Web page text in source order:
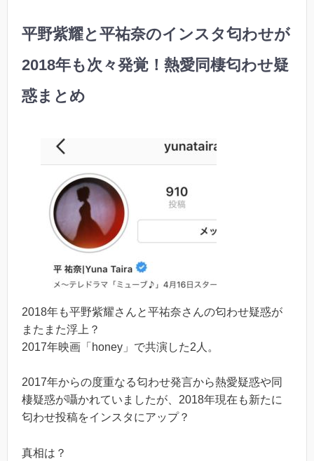
平野紫耀と平祐奈のインスタ匂わせが
2018年も次々発覚！熱愛同棲匂わせ疑
惑まとめ
2018年も平野紫耀さんと平祐奈さんの匂わせ疑惑が
またまた浮上？
2017年映画「honey」で共演した2人。
2017年からの度重なる匂わせ発言から熱愛疑惑や同
棲疑惑が囁かれていましたが、2018年現在も新たに
匂わせ投稿をインスタにアップ？
真相は？